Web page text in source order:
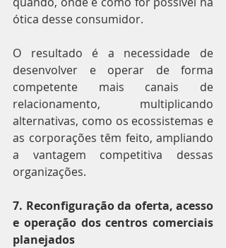
ótica desse consumidor.
O resultado é a necessidade de
desenvolver e operar de forma
competente mais canais de
relacionamento, multiplicando
alternativas, como os ecossistemas e
as corporações têm feito, ampliando
a vantagem competitiva dessas
organizações.
7. Reconfiguração da oferta, acesso
e operação dos centros comerciais
planejados